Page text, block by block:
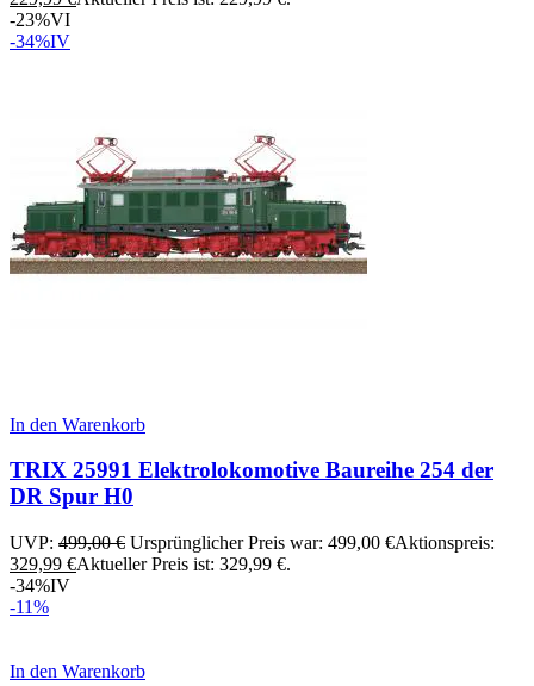
-23%VI
-34%IV
In den Warenkorb
TRIX 25991 Elektrolokomotive Baureihe 254 der
DR Spur H0
UVP: 499,00€ Ursprünglicher Preis war: 499,00 €Aktionspreis:
329,99 €Aktueller Preis ist: 329,99 €.
-34%IV
-11%
In den Warenkorb